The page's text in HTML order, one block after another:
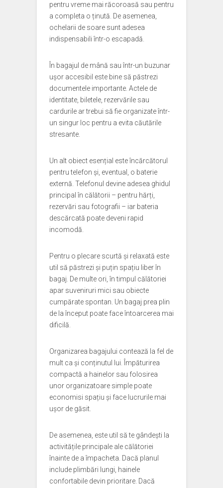
pentru vreme mai răcoroasă sau pentru
a completa o ținută. De asemenea,
ochelarii de soare sunt adesea
indispensabili într-o escapadă.
În bagajul de mână sau într-un buzunar
ușor accesibil este bine să păstrezi
documentele importante. Actele de
identitate, biletele, rezervările sau
cardurile ar trebui să fie organizate într-
un singur loc pentru a evita căutările
stresante.
Un alt obiect esențial este încărcătorul
pentru telefon și, eventual, o baterie
externă. Telefonul devine adesea ghidul
principal în călătorii – pentru hărți,
rezervări sau fotografii – iar bateria
descărcată poate deveni rapid
incomodă.
Pentru o plecare scurtă și relaxată este
util să păstrezi și puțin spațiu liber în
bagaj. De multe ori, în timpul călătoriei
apar suveniruri mici sau obiecte
cumpărate spontan. Un bagaj prea plin
de la început poate face întoarcerea mai
dificilă.
Organizarea bagajului contează la fel de
mult ca și conținutul lui. Împăturirea
compactă a hainelor sau folosirea
unor organizatoare simple poate
economisi spațiu și face lucrurile mai
ușor de găsit.
De asemenea, este util să te gândești la
activitățile principale ale călătoriei
înainte de a împacheta. Dacă planul
include plimbări lungi, hainele
confortabile devin prioritare. Dacă